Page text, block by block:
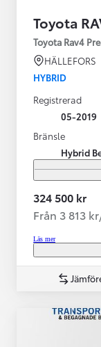
Toyota
Toyota Rav4
HÄLLEFORS
HYBRID
Registrerad
05-2019
Bränsle
Hybrid
324 500 kr
Från 3 813
Läs mer